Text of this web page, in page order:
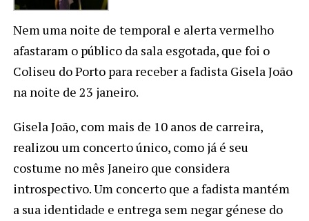
Nem uma noite de temporal e alerta vermelho
afastaram o público da sala esgotada, que foi o
Coliseu do Porto para receber a fadista Gisela João
na noite de 23 janeiro.
Gisela João, com mais de 10 anos de carreira,
realizou um concerto único, como já é seu
costume no mês Janeiro que considera
introspectivo. Um concerto que a fadista mantém
a sua identidade e entrega sem negar génese do